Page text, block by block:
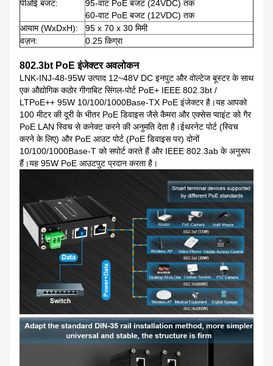
पीओई बजट:
95-वाट PoE बजट (24VDC) तक
60-वाट PoE बजट (12VDC) तक
आयाम (WxDxH):
95 x 70 x 30 मिमी
वज़न:
0.25 किग्रा
802.3bt PoE इंजेक्टर अवलोकन
LNK-INJ-48-95W उत्पाद 12~48V DC इनपुट और वोल्टेज बूस्टर के साथ
एक औद्योगिक कठोर गीगाबिट सिंगल-पोर्ट PoE+ IEEE 802.3bt /
LTPoE++ 95W 10/100/1000Base-TX PoE इंजेक्टर है।यह आपको
100 मीटर की दूरी के भीतर PoE डिवाइस जैसे कैमरा और एक्सेस प्वाइंट को गैर
PoE LAN स्विच से कनेक्ट करने की अनुमति देता है।ईथरनेट पोर्ट (स्विच
करने के लिए) और PoE आउट पोर्ट (PoE डिवाइस पर) दोनों
10/100/1000Base-T को सपोर्ट करते हैं और IEEE 802.3ab के अनुरूप
हैं।यह 95W PoE आउटपुट प्रदान करता है।